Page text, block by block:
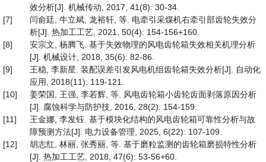
效分析[J]. 机械传动, 2017, 41(8): 30-34.
[7]
闫俞廷, 牛立斌, 龙裕轩, 等. 电牵引采煤机右牵引部齿轮失效分
析[J]. 热加工工艺, 2021, 50(4): 154-156+160.
[8]
安宗文, 杨腾飞. 基于失效物理的风电齿轮箱失效相关机理分析
[J]. 机械设计, 2018, 35(6): 82-86.
[9]
王稳, 李新星. 装配误差引发风电机组齿轮箱失效分析[J]. 自动化
应用, 2018(11): 119-121.
[10]
姜荣国, 王强, 李若辉, 等. 风电齿轮箱小齿轮齿面剥落原因分析
[J]. 腐蚀科学与防护技, 2016, 28(2): 154-159.
[11]
王金娜, 李发钰. 基于模块化结构的风电齿轮箱可靠性分析与故
障预测方法[J]. 电力设备管理, 2025, 6(22): 107-109.
[12]
胡志红, 林丽, 张秀丽, 等. 基于磨粒监测的齿轮箱磨损特性分析
[J]. 热加工工艺, 2018, 47(6): 53-56+60.